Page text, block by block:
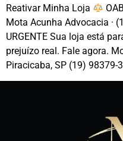
Reativar Minha Loja
Mota Acunha Advocacia ·
URGENTE Sua loja está
prejuízo real. Fale agora.
Piracicaba, SP (19) 98379-